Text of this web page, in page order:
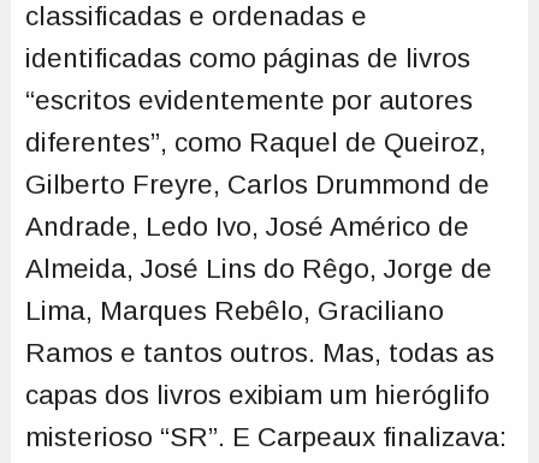
classificadas e ordenadas e
identificadas como páginas de livros
“escritos evidentemente por autores
diferentes”, como Raquel de Queiroz,
Gilberto Freyre, Carlos Drummond de
Andrade, Ledo Ivo, José Américo de
Almeida, José Lins do Rêgo, Jorge de
Lima, Marques Rebêlo, Graciliano
Ramos e tantos outros. Mas, todas as
capas dos livros exibiam um hieróglifo
misterioso “SR”. E Carpeaux finalizava: